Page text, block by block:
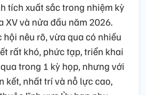
tích xuất sắc trong nhiệm kỳ
XV và nửa đầu năm 2026.
hội nêu rõ, vừa qua có nhiều
rất khó, phức tạp, triển khai
trong 1 kỳ họp, nhưng với
kết, nhất trí và nỗ lực cao,